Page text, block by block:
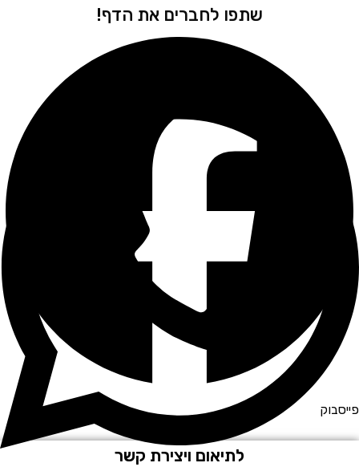
שתפו לחברים את הדף!
לתיאום ויצירת קשר